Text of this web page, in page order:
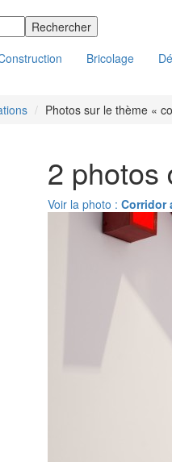
Bricolage
Photos sur le thème «
2 photos
Voir la photo : Corridor